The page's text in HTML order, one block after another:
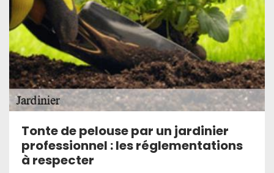
Tonte de pelouse par un jardinier
professionnel : les réglementations
à respecter